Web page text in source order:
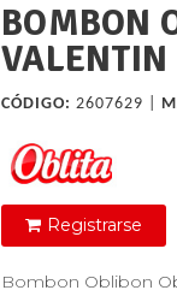
BOMBON
CÓDIGO: 2607629 |
Registrarse
Bombon Oblibon